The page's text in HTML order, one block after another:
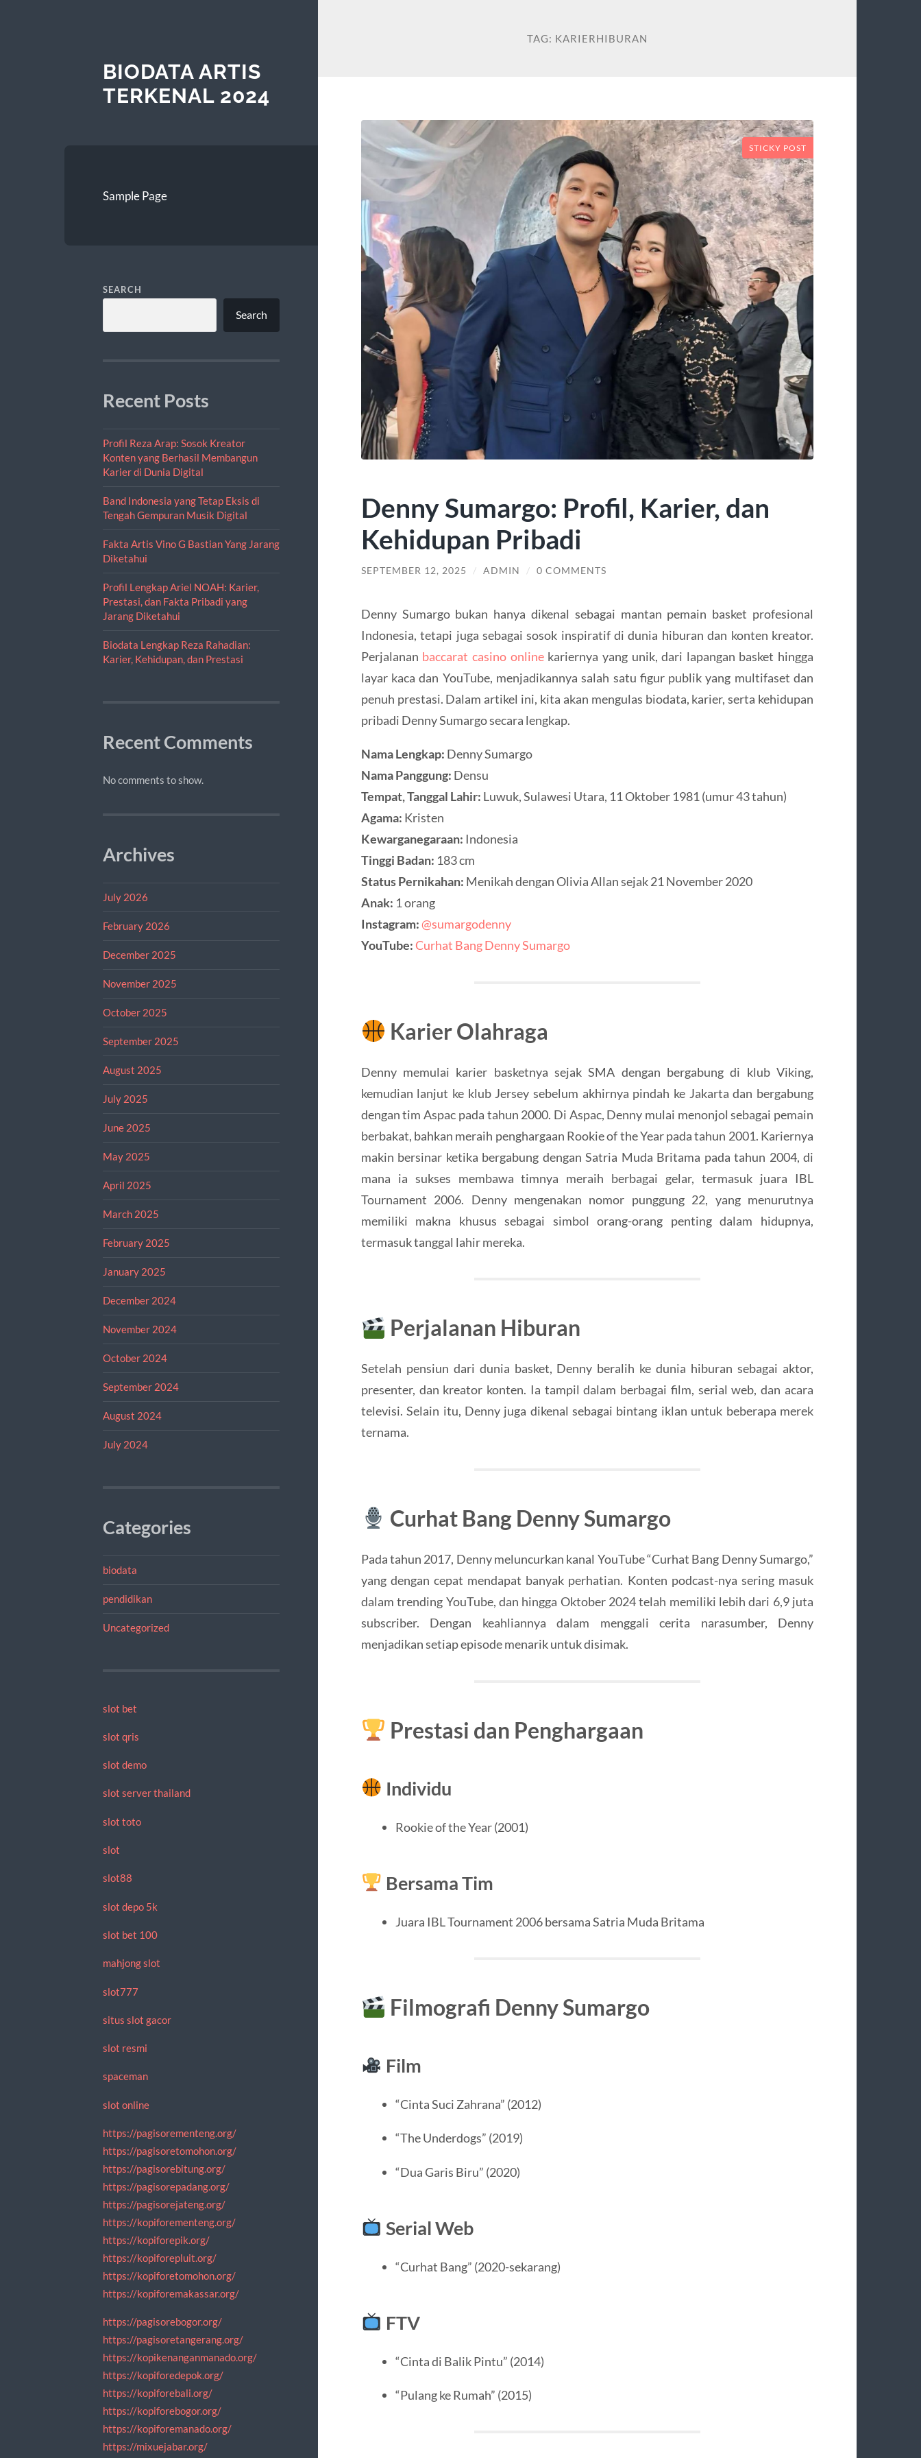
BIODATA ARTIS
TERKENAL 2024
Sample Page
SEARCH
Search
Recent Posts
Profil Reza Arap: Sosok Kreator
Konten yang Berhasil Membangun
Karier di Dunia Digital
Band Indonesia yang Tetap Eksis di
Tengah Gempuran Musik Digital
Fakta Artis Vino G Bastian Yang Jarang
Diketahui
Profil Lengkap Ariel NOAH: Karier,
Prestasi, dan Fakta Pribadi yang
Jarang Diketahui
Biodata Lengkap Reza Rahadian:
Karier, Kehidupan, dan Prestasi
Recent Comments
No comments to show.
Archives
July 2026
February 2026
December 2025
November 2025
October 2025
September 2025
August 2025
July 2025
June 2025
May 2025
April 2025
March 2025
February 2025
January 2025
December 2024
November 2024
October 2024
September 2024
August 2024
July 2024
Categories
biodata
pendidikan
Uncategorized
slot bet
slot qris
slot demo
slot server thailand
slot toto
slot
slot88
slot depo 5k
slot bet 100
mahjong slot
slot777
situs slot gacor
slot resmi
spaceman
slot online
https://pagisorementeng.org/
https://pagisoretomohon.org/
https://pagisorebitung.org/
https://pagisorepadang.org/
https://pagisorejateng.org/
https://kopiforementeng.org/
https://kopiforepik.org/
https://kopiforepluit.org/
https://kopiforetomohon.org/
https://kopiforemakassar.org/
https://pagisorebogor.org/
https://pagisoretangerang.org/
https://kopikenanganmanado.org/
https://kopiforedepok.org/
https://kopiforebali.org/
https://kopiforebogor.org/
https://kopiforemanado.org/
https://mixuejabar.org/
TAG: KARIERHIBURAN
STICKY POST
Denny Sumargo: Profil, Karier, dan
Kehidupan Pribadi
SEPTEMBER 12, 2025 / ADMIN / 0 COMMENTS
Denny Sumargo bukan hanya dikenal sebagai mantan pemain basket profesional
Indonesia, tetapi juga sebagai sosok inspiratif di dunia hiburan dan konten kreator.
Perjalanan baccarat casino onlinekariernya yang unik, dari lapangan basket hingga
layar kaca dan YouTube, menjadikannya salah satu figur publik yang multifaset dan
penuh prestasi. Dalam artikel ini, kita akan mengulas biodata, karier, serta kehidupan
pribadi Denny Sumargo secara lengkap.
Nama Lengkap: Denny Sumargo
Nama Panggung: Densu
Tempat, Tanggal Lahir: Luwuk, Sulawesi Utara, 11 Oktober 1981 (umur 43 tahun)
Agama: Kristen
Kewarganegaraan: Indonesia
Tinggi Badan: 183 cm
Status Pernikahan: Menikah dengan Olivia Allan sejak 21 November 2020
Anak: 1 orang
Instagram:@sumargodenny
YouTube:Curhat Bang Denny Sumargo
Karier Olahraga
Denny memulai karier basketnya sejak SMA dengan bergabung di klub Viking,
kemudian lanjut ke klub Jersey sebelum akhirnya pindah ke Jakarta dan bergabung
dengan tim Aspac pada tahun 2000. Di Aspac, Denny mulai menonjol sebagai pemain
berbakat, bahkan meraih penghargaan Rookie of the Year pada tahun 2001. Kariernya
makin bersinar ketika bergabung dengan Satria Muda Britama pada tahun 2004, di
mana ia sukses membawa timnya meraih berbagai gelar, termasuk juara IBL
Tournament 2006. Denny mengenakan nomor punggung 22, yang menurutnya
memiliki makna khusus sebagai simbol orang-orang penting dalam hidupnya,
termasuk tanggal lahir mereka.
Perjalanan Hiburan
Setelah pensiun dari dunia basket, Denny beralih ke dunia hiburan sebagai aktor,
presenter, dan kreator konten. Ia tampil dalam berbagai film, serial web, dan acara
televisi. Selain itu, Denny juga dikenal sebagai bintang iklan untuk beberapa merek
ternama.
Curhat Bang Denny Sumargo
Pada tahun 2017, Denny meluncurkan kanal YouTube “Curhat Bang Denny Sumargo,”
yang dengan cepat mendapat banyak perhatian. Konten podcast-nya sering masuk
dalam trending YouTube, dan hingga Oktober 2024 telah memiliki lebih dari 6,9 juta
subscriber. Dengan keahliannya dalam menggali cerita narasumber, Denny
menjadikan setiap episode menarik untuk disimak.
Prestasi dan Penghargaan
Individu
Rookie of the Year (2001)
Bersama Tim
Juara IBL Tournament 2006 bersama Satria Muda Britama
Filmografi Denny Sumargo
Film
“Cinta Suci Zahrana” (2012)
“The Underdogs” (2019)
“Dua Garis Biru” (2020)
Serial Web
“Curhat Bang” (2020-sekarang)
FTV
“Cinta di Balik Pintu” (2014)
“Pulang ke Rumah” (2015)